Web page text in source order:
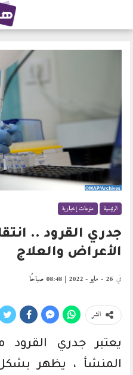
الرئيسية منوعات إخبارية
جدري القرود ..
الأعراض والعلاج
في 26 - مايو - 2022 | 08:48 صباحًا
انشر
يعتبر جدري
المنشأ ، يظهر